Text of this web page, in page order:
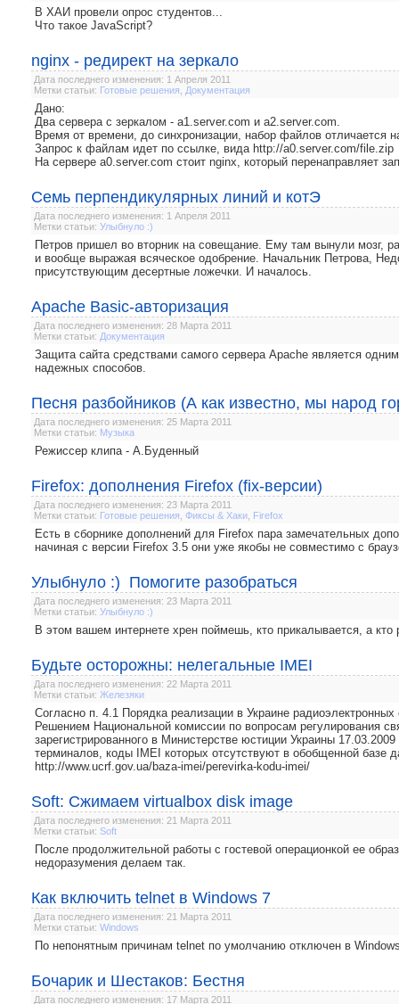
В ХАИ провели опрос студентов...
Что такое JavaScript?
nginx - редирект на зеркало
Дата последнего изменения: 1 Апреля 2011
Метки статьи: Готовые решения Документация
Дано:
Два сервера с зеркалом - a1.server.com и a2.server.com.
Время от времени, до синхронизации, набор файлов отличается
Запрос к файлам идет по ссылке, вида http://a0.server.com/file.zip
На сервере a0.server.com стоит nginx, который перенаправляет
Семь перпендикулярных линий и котЭ
Дата последнего изменения: 1 Апреля 2011
Метки статьи: Улыбнуло :)
Петров пришел во вторник на совещание. Ему там вынули мозг,
и вообще выражая всяческое одобрение. Начальник Петрова,
присутствующим десертные ложечки. И началось.
Apache Basic-авторизация
Дата последнего изменения: 28 Марта 2011
Метки статьи: Документация
Защита сайта средствами самого сервера Apache является
надежных способов.
Песня разбойников (А как известно, мы народ
Дата последнего изменения: 25 Марта 2011
Метки статьи: Музыка
Режиссер клипа - А.Буденный
Firefox: дополнения Firefox (fix-версии)
Дата последнего изменения: 23 Марта 2011
Метки статьи: Готовые решения Фиксы & Хаки Firefox
Есть в сборнике дополнений для Firefox пара замечательных
начиная с версии Firefox 3.5 они уже якобы не совместимо с
Улыбнуло :) Помогите разобраться
Дата последнего изменения: 23 Марта 2011
Метки статьи: Улыбнуло :)
В этом вашем интернете хрен поймешь, кто прикалывается, а кто
Будьте осторожны: нелегальные IMEI
Дата последнего изменения: 22 Марта 2011
Метки статьи: Железяки
Согласно п. 4.1 Порядка реализации в Украине
Решением Национальной комиссии по вопросам регулирования
зарегистрированного в Министерстве юстиции Украины
терминалов, коды ІМЕІ которых отсутствуют в обобщенной базе
http://www.ucrf.gov.ua/baza-imei/perevirka-kodu-imei/
Soft: Сжимаем virtualbox disk image
Дата последнего изменения: 21 Марта 2011
Метки статьи: Soft
После продолжительной работы с гостевой операционкой ее
недоразумения делаем так.
Как включить telnet в Windows 7
Дата последнего изменения: 21 Марта 2011
Метки статьи: Windows
По непонятным причинам telnet по умолчанию отключен в
Бочарик и Шестаков: Бестня
Дата последнего изменения: 17 Марта 2011